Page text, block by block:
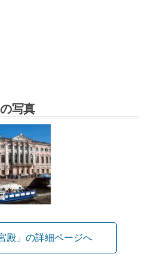
写真
殿」の詳細ページへ